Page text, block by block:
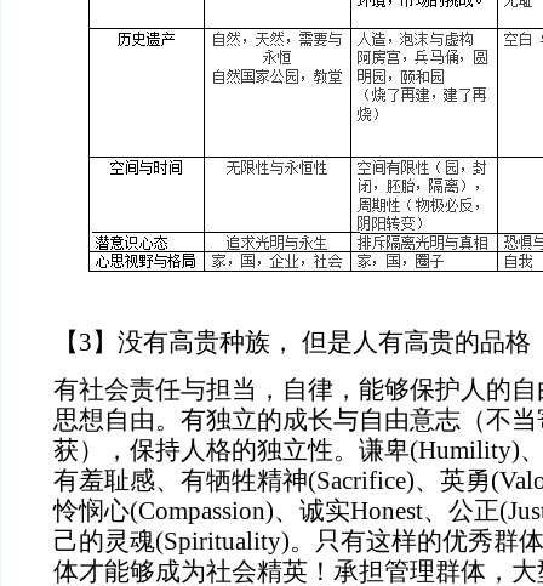
【 3】没有高贵种族，
但是人有高贵的品格
有社会责任与担当，自律，能够保护人的
思想自由。有独立的成长与自由意志（不
获），保持人格的独立性。谦卑(Humility)
有羞耻感、有牺牲精神(Sacrifice)、英勇
怜悯心(Compassion)、诚实Honest、公正
己的灵魂(Spirituality)。只有这样的优秀群
体才能够成为社会精英！承担管理群体，